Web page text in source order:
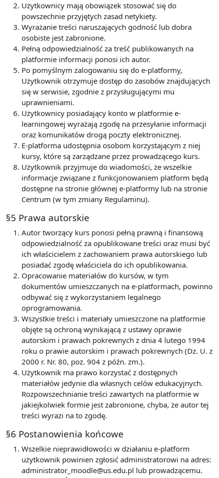
Użytkownicy mają obowiązek stosować się do
powszechnie przyjętych zasad netykiety.
Wyrażanie treści naruszających godność lub dobra
osobiste jest zabronione.
Pełną odpowiedzialność za treść publikowanych na
platformie informacji ponosi ich autor.
Po pomyślnym zalogowaniu się do e-platformy,
Użytkownik otrzymuje dostęp do zasobów znajdujących
się w serwisie, zgodnie z przysługującymi mu
uprawnieniami.
Użytkownicy posiadający konto w platformie e-
learningowej wyrażają zgodę na przesyłanie informacji
oraz komunikatów drogą poczty elektronicznej.
E-platforma udostępnia osobom korzystającym z niej
kursy, które są zarządzane przez prowadzącego kurs.
Użytkownik przyjmuje do wiadomości, że wszelkie
informacje związane z funkcjonowaniem platform będą
dostępne na stronie głównej e-platformy lub na stronie
Centrum (w tym zmiany Regulaminu).
§5 Prawa autorskie
Autor tworzący kurs ponosi pełną prawną i finansową
odpowiedzialność za opublikowane treści oraz musi być
ich właścicielem z zachowaniem prawa autorskiego lub
posiadać zgodę właściciela do ich opublikowania.
Opracowanie materiałów do kursów, w tym
dokumentów umieszczanych na e-platformach, powinno
odbywać się z wykorzystaniem legalnego
oprogramowania.
Wszystkie treści i materiały umieszczone na platformie
objęte są ochroną wynikającą z ustawy oprawie
autorskim i prawach pokrewnych z dnia 4 lutego 1994
roku o prawie autorskim i prawach pokrewnych (Dz. U. z
2000 r. Nr. 80, poz. 904 z późn. zm.).
Użytkownik ma prawo korzystać z dostępnych
materiałów jedynie dla własnych celów edukacyjnych.
Rozpowszechnianie treści zawartych na platformie w
jakiejkolwiek formie jest zabronione, chyba, że autor tej
treści wyrazi na to zgodę.
§6 Postanowienia końcowe
Wszelkie nieprawidłowości w działaniu e-platform
użytkownik powinien zgłosić administratorowi na adres:
administrator_moodle@us.edu.pl lub prowadzącemu.